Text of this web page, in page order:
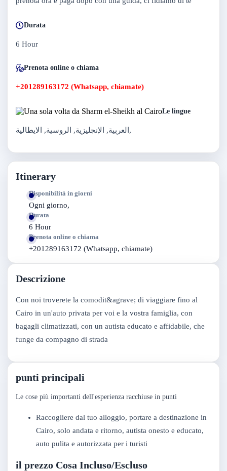
Durata
6 Hour
Prenota online o chiama
+201289163172 (Whatsapp, chiamate)
Le lingue
العربية, الإنجليزية, الروسية, الايطالية,
Itinerary
Disponibilità in giorni
Ogni giorno,
Durata
6 Hour
Prenota online o chiama
+201289163172 (Whatsapp, chiamate)
Descrizione
Con noi troverete la comodit&agrave; di viaggiare fino al
Cairo in un'auto privata per voi e la vostra famiglia, con
bagagli climatizzati, con un autista educato e affidabile, che
funge da compagno di strada
punti principali
Le cose più importanti dell'esperienza racchiuse in punti
Raccogliere dal tuo alloggio, portare a destinazione in
Cairo, solo andata e ritorno, autista onesto e educato,
auto pulita e autorizzata per i turisti
il prezzo Cosa Incluso/Escluso